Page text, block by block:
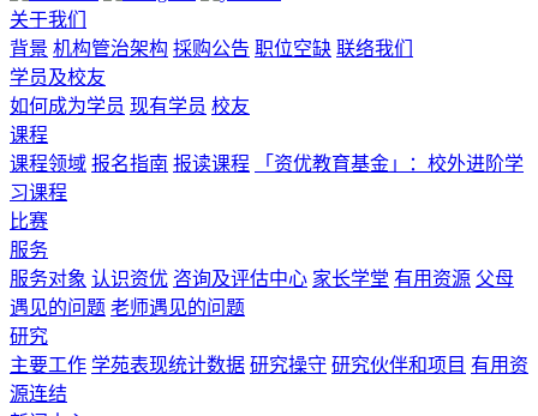
关于我们
背景 机构管治架构 採购公告 职位空缺 联络我们
学员及校友
如何成为学员 现有学员 校友
课程
课程领域 报名指南 报读课程
「资优教育基金」：校外进阶学
习课程
比赛
服务
服务对象 认识资优 咨询及评估中心 家长学堂 有用资源 父母
遇见的问题 老师遇见的问题
研究
主要工作 学苑表现统计数据 研究操守 研究伙伴和项目 有用资
源连结